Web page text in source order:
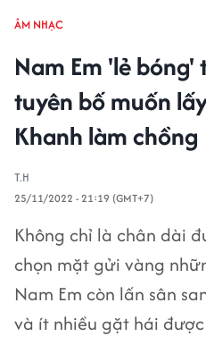
ÂM NHẠC
Nam Em 'lẻ bóng'
tuyên bố muốn
Khanh làm chồng
T.H
25/11/2022 - 21:19 (GMT+7)
Không chỉ là chân dài
chọn mặt gửi vàng
Nam Em còn lấn sân
và ít nhiều gặt hái